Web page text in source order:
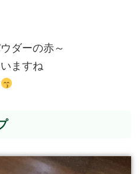
ダーの赤～
ますね